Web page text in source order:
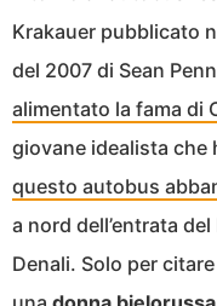
Krakauer pubblicato
del 2007 di Sean
alimentato la fama di
giovane idealista che
questo autobus
a nord dell’entrata
Denali. Solo per